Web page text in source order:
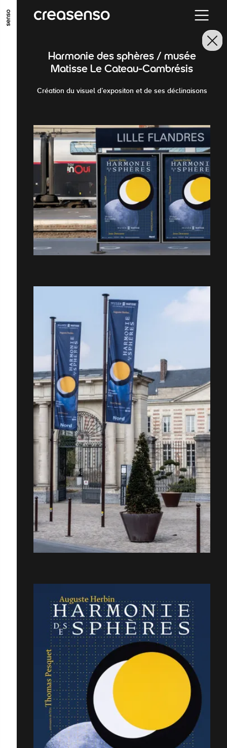
GO TO MAIN CONTENT GO TO MAIN MENU
Harmonie des sphères / musée
Matisse Le Cateau-Cambrésis
Création du visuel d’expositon et de ses déclinaisons